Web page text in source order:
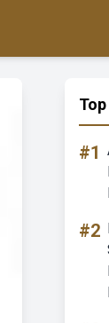
#1
#2